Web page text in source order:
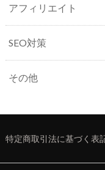
アフィリエイト
SEO対策
その他
特定商取引法に基づく表